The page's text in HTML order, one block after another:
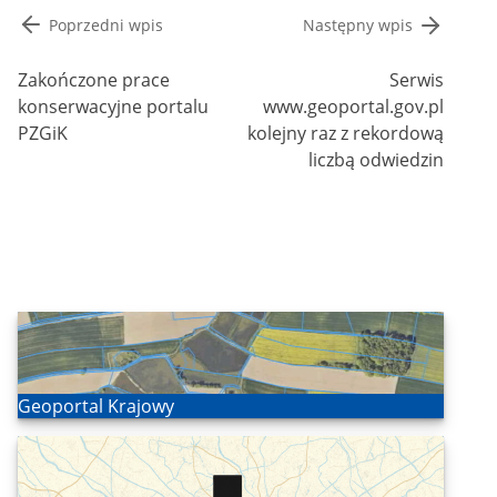
Nawigacja
wpisu
Poprzedni wpis
Zakończone prace
konserwacyjne portalu
PZGiK
Następny wpis
Serwis
www.geoportal.gov.pl
kolejny raz z rekordową
liczbą odwiedzin
Otwórz
Geoportal Krajowy